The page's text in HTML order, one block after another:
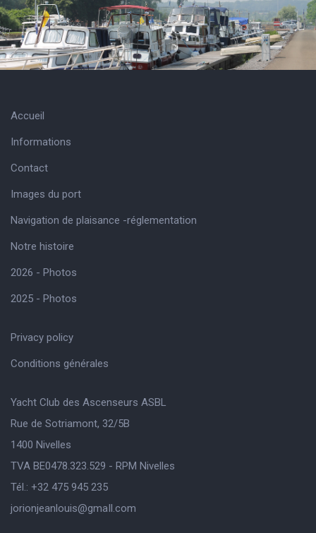
Accueil
Informations
Contact
Images du port
Navigation de plaisance -réglementation
Notre histoire
2026 - Photos
2025 - Photos
Privacy policy
Conditions générales
Yacht Club des Ascenseurs ASBL
Rue de Sotriamont, 32/5B
1400 Nivelles
TVA BE0478.323.529 - RPM Nivelles
Tél.: +32 475 945 235
jorionjeanlouis@gmaIl.com